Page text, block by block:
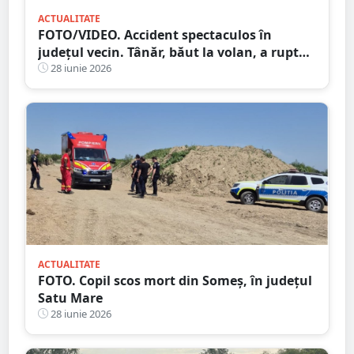
ACTUALITATE
FOTO/VIDEO. Accident spectaculos în
județul vecin. Tânăr, băut la volan, a rupt
un stâlp cu mașina și a ajuns în gard
28 iunie 2026
ACTUALITATE
FOTO. Copil scos mort din Someș, în județul
Satu Mare
28 iunie 2026